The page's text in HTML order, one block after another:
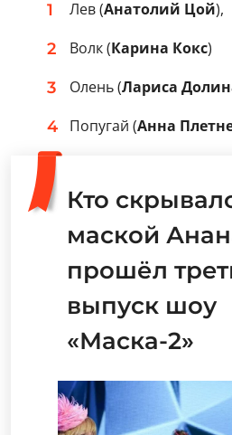
Лев (Анатолий Цой),
Волк (Карина Кокс)
Олень (Лариса
Попугай (Анна
Кто
маской
прошёл
выпуск шоу
«Маска-2»